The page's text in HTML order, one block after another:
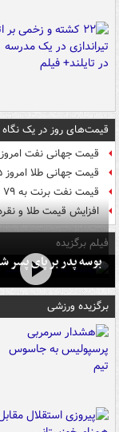
قیمت‌های روز در یک نگاه
قیمت جهانی نفت امروز ۱۶ مرداد
قیمت جهانی طلا امروز ۱۵ مرداد
قیمت نفت برنت به ۷۹ دلار رسید
افزایش قیمت طلا و
فیلم برگزیده
بوسه‌ پدر بر پای
برگزیده ورزشی